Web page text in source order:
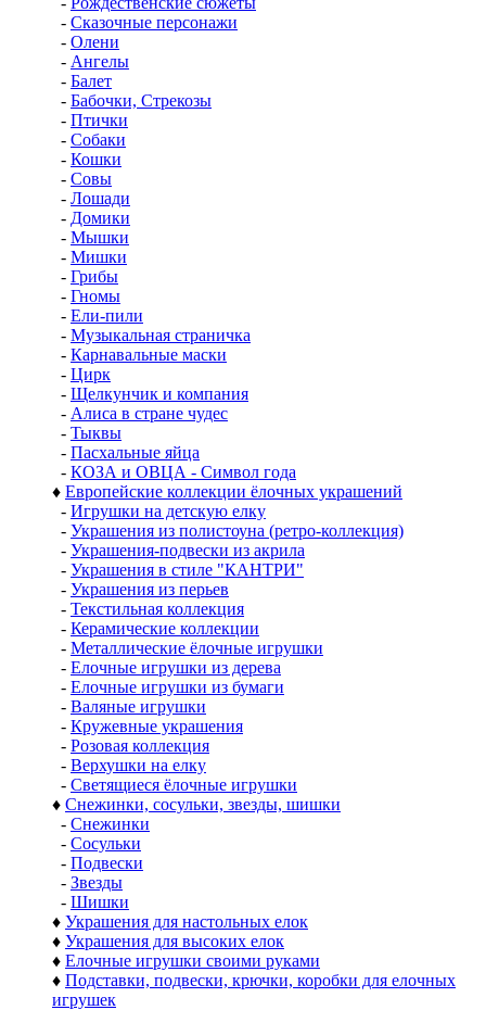
- Сказочные персонажи
- Олени
- Ангелы
- Балет
- Бабочки, Стрекозы
- Птички
- Собаки
- Кошки
- Совы
- Лошади
- Домики
- Мышки
- Мишки
- Грибы
- Гномы
- Ели-пили
- Музыкальная страничка
- Карнавальные маски
- Цирк
- Щелкунчик и компания
- Алиса в стране чудес
- Тыквы
- Пасхальные яйца
- КОЗА и ОВЦА - Символ года
♦ Европейские коллекции ёлочных украшений
- Игрушки на детскую елку
- Украшения из полистоуна (ретро-коллекция)
- Украшения-подвески из акрила
- Украшения в стиле "КАНТРИ"
- Украшения из перьев
- Текстильная коллекция
- Керамические коллекции
- Металлические ёлочные игрушки
- Елочные игрушки из дерева
- Елочные игрушки из бумаги
- Валяные игрушки
- Кружевные украшения
- Розовая коллекция
- Верхушки на елку
- Светящиеся ёлочные игрушки
♦ Снежинки, сосульки, звезды, шишки
- Снежинки
- Сосульки
- Подвески
- Звезды
- Шишки
♦ Украшения для настольных елок
♦ Украшения для высоких елок
♦ Елочные игрушки своими руками
♦ Подставки, подвески, крючки, коробки для елочных
игрушек